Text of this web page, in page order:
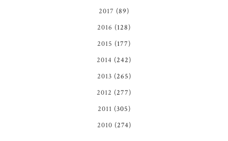
2017 (89)
2016 (128)
2015 (177)
2014 (242)
2013 (265)
2012 (277)
2011 (305)
2010 (274)